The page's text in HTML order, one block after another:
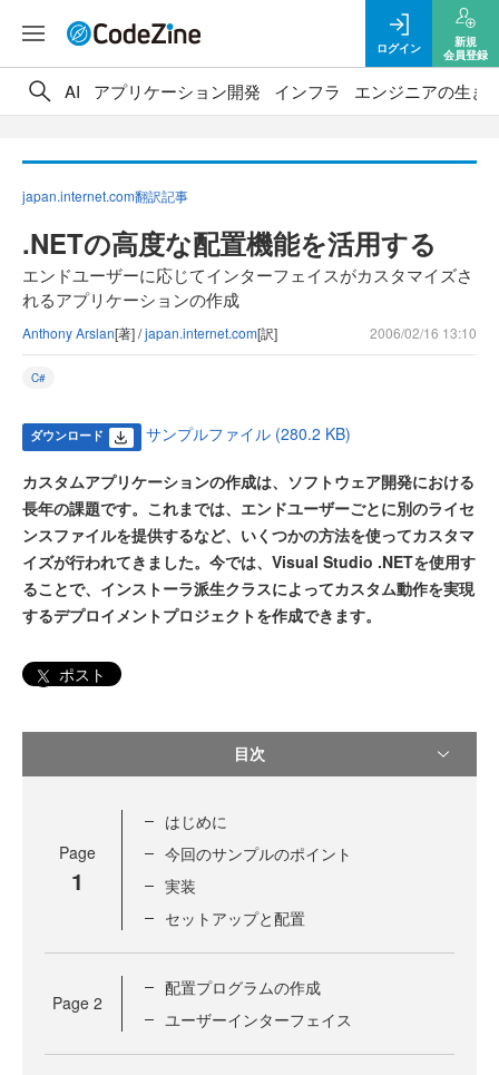
ログイン
新規
会員登録
AI アプリケーション開発 インフラ エンジニアの生き
japan.internet.com翻訳記事
.NETの高度な配置機能を活用する
エンドユーザーに応じてインターフェイスがカスタマイズさ
れるアプリケーションの作成
Anthony Arslan[著] /japan.internet.com[訳] 2006/02/16 13:10
C#
ダウンロード サンプルファイル (280.2 KB)
カスタムアプリケーションの作成は、ソフトウェア開発における
長年の課題です。これまでは、エンドユーザーごとに別のライセ
ンスファイルを提供するなど、いくつかの方法を使ってカスタマ
イズが行われてきました。今では、Visual Studio .NETを使用す
ることで、インストーラ派生クラスによってカスタム動作を実現
するデプロイメントプロジェクトを作成できます。
ポスト
目次
Page
1
はじめに
今回のサンプルのポイント
実装
セットアップと配置
Page 2
配置プログラムの作成
ユーザーインターフェイス